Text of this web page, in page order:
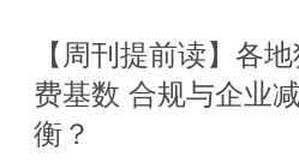
【周刊提前读】各
费基数 合规与企业
衡？